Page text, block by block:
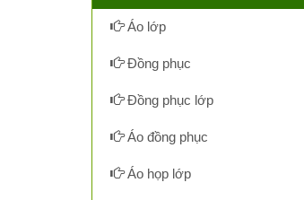
Áo lớp
Đồng phục
Đồng phục lớp
Áo đồng phục
Áo họp lớp